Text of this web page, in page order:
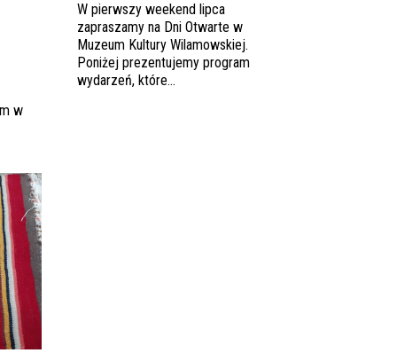
w
W pierwszy weekend lipca
zapraszamy na Dni Otwarte w
Muzeum Kultury Wilamowskiej.
Poniżej prezentujemy program
wydarzeń, które...